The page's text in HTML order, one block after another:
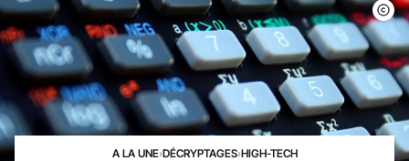
A LA UNE›DÉCRYPTAGES›HIGH-TECH